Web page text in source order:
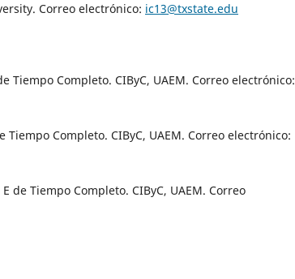
Correo electrónico: ic13@txstate.edu
Tiempo Completo. CIByC, UAEM. Correo electrónico:
Completo. CIByC, UAEM. Correo electrónico:
de Tiempo Completo. CIByC, UAEM. Correo